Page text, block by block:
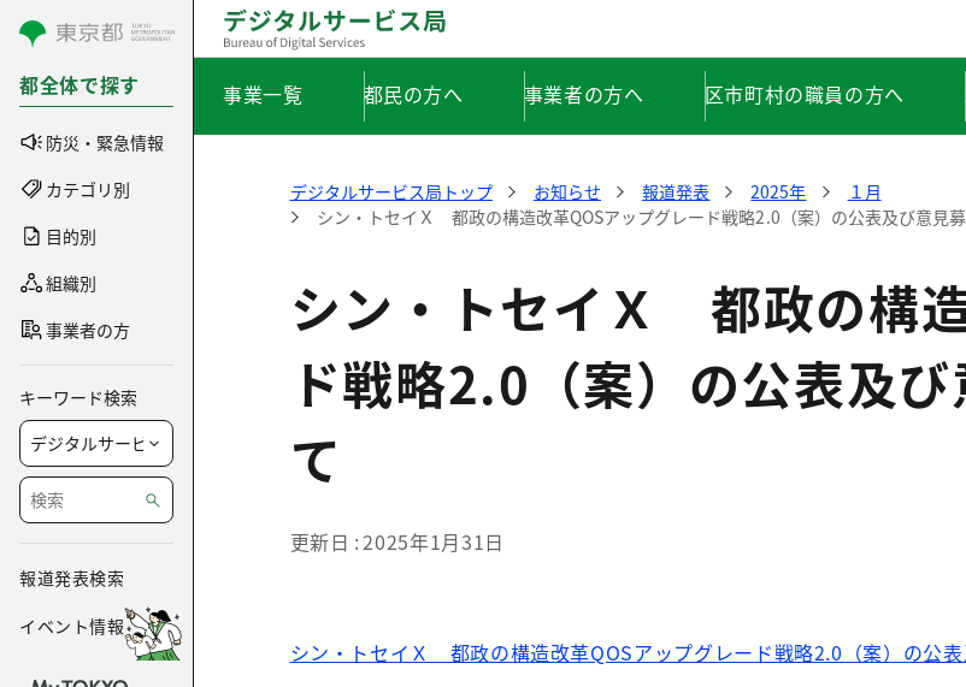
コンテンツにスキップ
都全体で探す
防災・緊急情報
カテゴリ別
目的別
組織別
事業者の方
キーワード検索
報道発表検索
イベント情報
事業一覧 都民の方へ 事業者の方へ 区市町村の職員の方へ
デジタルサービス局トップ お知らせ 報道発表 2025年
１月
シン・トセイＸ 都政の構造改革QOSアップグレード戦略2.0（案）の公表及び意見
シン・トセイＸ 都政の構
ド戦略2.0（案）の公表及
て
更新日 2025年1月31日
シン・トセイＸ 都政の構造改革QOSアップグレード戦略2.0（案）の公